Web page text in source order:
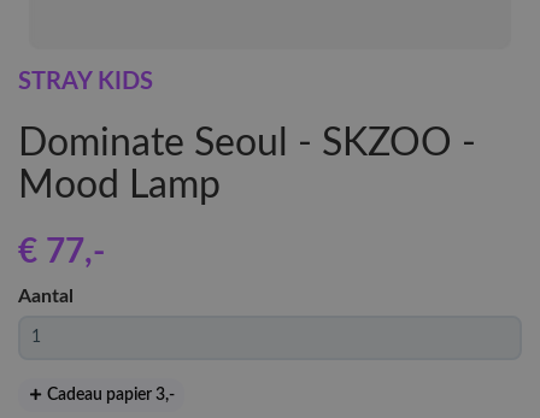
STRAY KIDS
Dominate Seoul - SKZOO -
Mood Lamp
€ 77,-
Aantal
Cadeau papier 3,-